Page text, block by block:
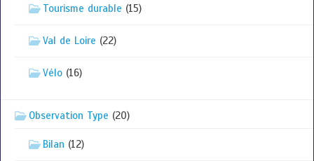
Tourisme durable (15)
Val de Loire (22)
Vélo (16)
Observation Type (20)
Bilan (12)